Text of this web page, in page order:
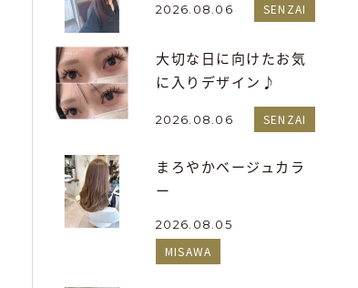
2026.08.06 SENZAI
大切な日に向けたお気
に入りデザイン♪
2026.08.06 SENZAI
まろやかベージュカラ
ー
2026.08.05
MISAWA